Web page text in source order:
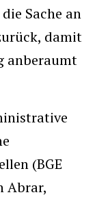
Sache an
damit
anberaumt
(BGE
Abrar,